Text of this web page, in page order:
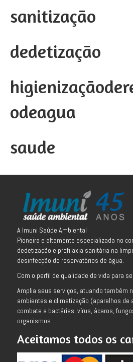
sanitização
dedetização
odeagua
saude
A Imuni Saúde Ambiental
Pioneira e altamente especializada no
dedetização e profilaxia sanitária na
desinfecção de reservatórios de água.
Com o perfil de qualidade de vida para
Amplia seus serviços, atuando também
ambientes e climatização (aparelhos de
combate a bactérias, vírus, ácaros,
organismos
Aceitamos todos os